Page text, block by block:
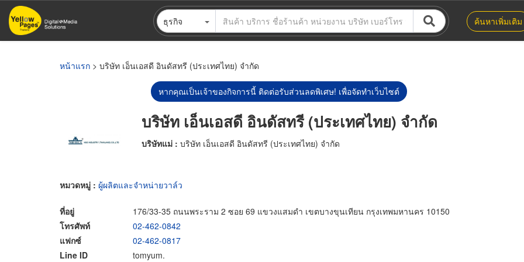
ข้าม
ไป
ธุรกิจ ค้นหาเพิ่มเติม
หน้าแรก > บริษัท เอ็นเอสดี อินดัสทรี (ประเทศไทย) จำกัด
หากคุณเป็นเจ้าของกิจการนี้ ติดต่อรับส่วนลดพิเศษ! เพื่อจัดทำเว็บไซต์
บริษัท เอ็นเอสดี อินดัสทรี (ประเทศไทย) จำกัด
บริษัทแม่ : บริษัท เอ็นเอสดี อินดัสทรี (ประเทศไทย) จำกัด
หมวดหมู่ : ผู้ผลิตและจำหน่ายวาล์ว
ที่อยู่
176/33-35 ถนนพระราม 2 ซอย 69 แขวงแสมดำ เขตบางขุนเทียน กรุงเทพมหานคร 10150
โทรศัพท์
02-462-0842
แฟกซ์
02-462-0817
Line ID
tomyum.